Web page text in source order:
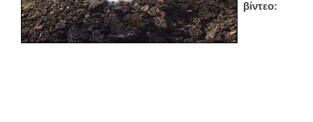
βίντεο: